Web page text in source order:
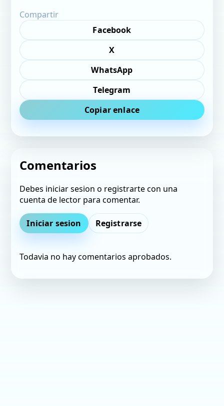
Compartir
Facebook
X
WhatsApp
Telegram
Copiar enlace
Comentarios
Debes iniciar sesion o registrarte con una
cuenta de lector para comentar.
Iniciar sesion Registrarse
Todavia no hay comentarios aprobados.